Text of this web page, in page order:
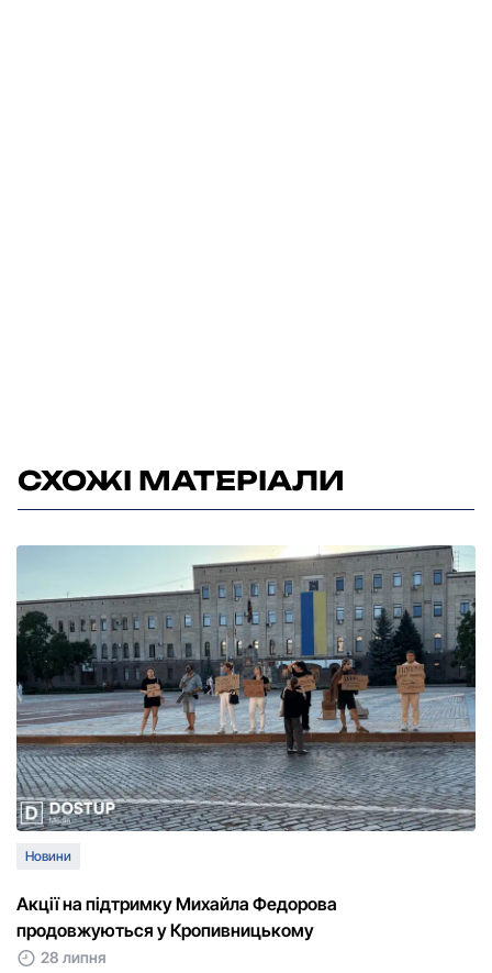
СХОЖІ МАТЕРІАЛИ
Новини
Акції на підтримку Михайла Федорова
продовжуються у Кропивницькому
28 липня